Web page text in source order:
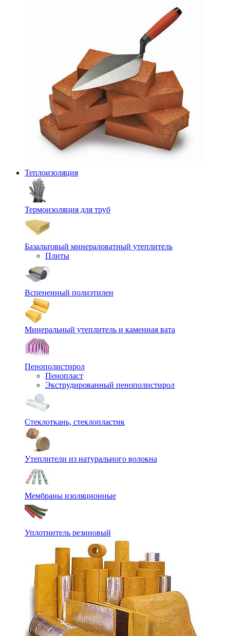
Теплоизоляция
Термоизоляция для труб
Базальтовый минераловатный утеплитель
Плиты
Вспененный полиэтилен
Минеральный утеплитель и каменная вата
Пенополистирол
Пенопласт
Экструдированный пенополистирол
Стеклоткань, стеклопластик
Утеплители из натурального волокна
Мембраны изоляционные
Уплотнитель резиновый